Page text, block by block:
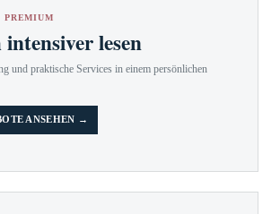
PREMIUM
lesen
und praktische Services in einem persönlichen
ANSEHEN →